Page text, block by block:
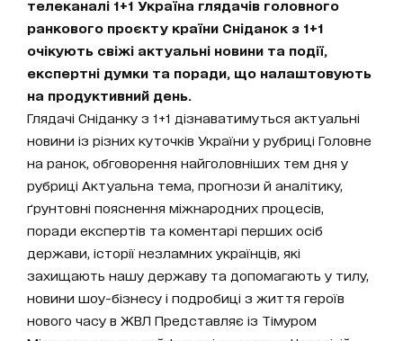
телеканалі 1+1 Україна глядачів головного
ранкового проєкту країни Сніданок з 1+1
очікують свіжі актуальні новини та події,
експертні думки та поради, що налаштовують
на продуктивний день.
Глядачі Сніданку з 1+1 дізнаватимуться актуальні
новини із різних куточків України у рубриці Головне
на ранок, обговорення найголовніших тем дня у
рубриці Актуальна тема, прогнози й аналітику,
ґрунтовні пояснення міжнародних процесів,
поради експертів та коментарі перших осіб
держави, історії незламних українців, які
захищають нашу державу та допомагають у тилу,
новини шоу-бізнесу і подробиці з життя героїв
нового часу в ЖВЛ Представляє із Тімуром